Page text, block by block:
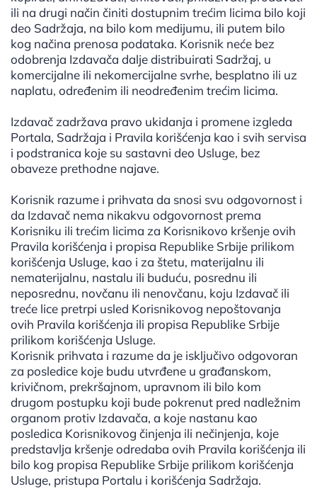
ili na drugi način činiti dostupnim trećim licima bilo koji
deo Sadržaja, na bilo kom medijumu, ili putem bilo
kog načina prenosa podataka. Korisnik neće bez
odobrenja Izdavača dalje distribuirati Sadržaj, u
komercijalne ili nekomercijalne svrhe, besplatno ili uz
naplatu, određenim ili neodređenim trećim licima.
Izdavač zadržava pravo ukidanja i promene izgleda
Portala, Sadržaja i Pravila korišćenja kao i svih servisa
i podstranica koje su sastavni deo Usluge, bez
obaveze prethodne najave.
Korisnik razume i prihvata da snosi svu odgovornost i
da Izdavač nema nikakvu odgovornost prema
Korisniku ili trećim licima za Korisnikovo kršenje ovih
Pravila korišćenja i propisa Republike Srbije prilikom
korišćenja Usluge, kao i za štetu, materijalnu ili
nematerijalnu, nastalu ili buduću, posrednu ili
neposrednu, novčanu ili nenovčanu, koju Izdavač ili
treće lice pretrpi usled Korisnikovog nepoštovanja
ovih Pravila korišćenja ili propisa Republike Srbije
prilikom korišćenja Usluge.
Korisnik prihvata i razume da je isključivo odgovoran
za posledice koje budu utvrđene u građanskom,
krivičnom, prekršajnom, upravnom ili bilo kom
drugom postupku koji bude pokrenut pred nadležnim
organom protiv Izdavača, a koje nastanu kao
posledica Korisnikovog činjenja ili nečinjenja, koje
predstavlja kršenje odredaba ovih Pravila korišćenja ili
bilo kog propisa Republike Srbije prilikom korišćenja
Usluge, pristupa Portalu i korišćenja Sadržaja.